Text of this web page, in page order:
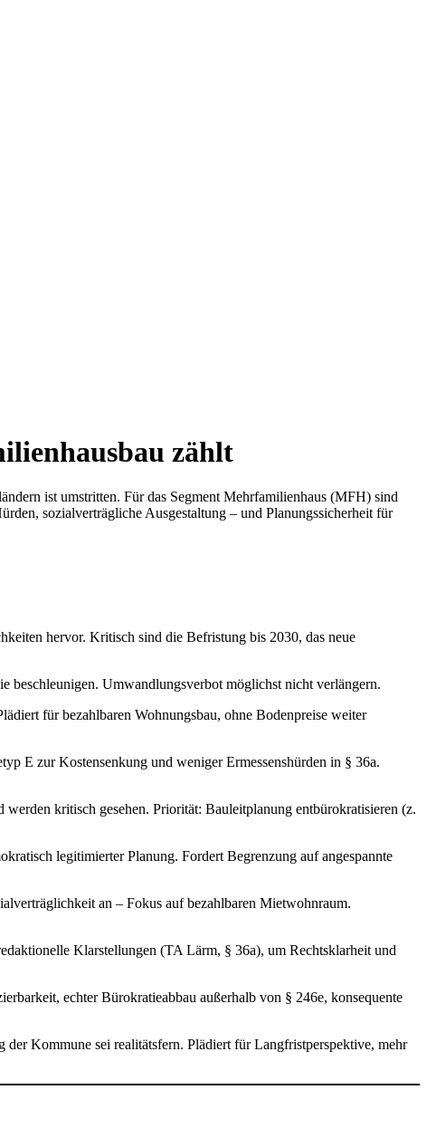
zählt
ist umstritten. Für das Segment Mehrfamilienhaus (MFH) sind
sozialverträgliche Ausgestaltung – und Planungssicherheit für
hervor. Kritisch sind die Befristung bis 2030, das neue
beschleunigen. Umwandlungsverbot möglichst nicht verlängern.
für bezahlbaren Wohnungsbau, ohne Bodenpreise weiter
E zur Kostensenkung und weniger Ermessenshürden in § 36a.
kritisch gesehen. Priorität: Bauleitplanung entbürokratisieren (z.
legitimierter Planung. Fordert Begrenzung auf angespannte
an – Fokus auf bezahlbaren Mietwohnraum.
Klarstellungen (TA Lärm, § 36a), um Rechtsklarheit und
echter Bürokratieabbau außerhalb von § 246e, konsequente
Kommune sei realitätsfern. Plädiert für Langfristperspektive, mehr